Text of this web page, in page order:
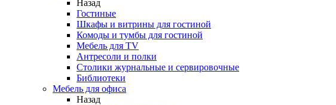
Назад
Гостиные
Шкафы и витрины для гостиной
Комоды и тумбы для гостиной
Мебель для TV
Антресоли и полки
Столики журнальные и сервировочные
Библиотеки
Мебель для офиса
Назад